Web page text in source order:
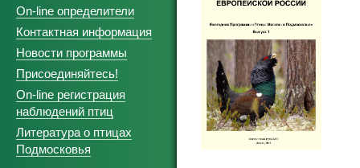
On-line определители
Контактная информация
Новости программы
Присоединяйтесь!
On-line регистрация
наблюдений птиц
Литература о птицах
Подмосковья